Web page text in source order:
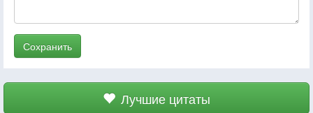
Сохранить
Лучшие цитаты